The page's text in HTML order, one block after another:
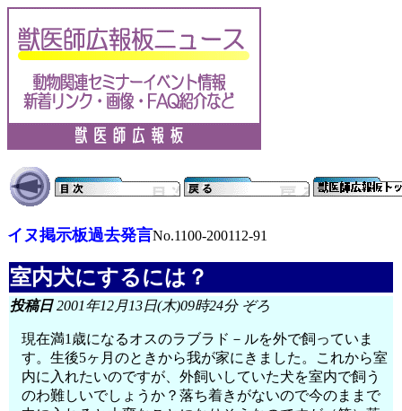
イヌ掲示板過去発言No.1100-200112-91
室内犬にするには？
投稿日2001年12月13日(木)09時24分 ぞろ
現在満1歳になるオスのラブラド－ルを外で飼っていま
す。生後5ヶ月のときから我が家にきました。これから室
内に入れたいのですが、外飼いしていた犬を室内で飼う
のわ難しいでしょうか？落ち着きがないので今のままで